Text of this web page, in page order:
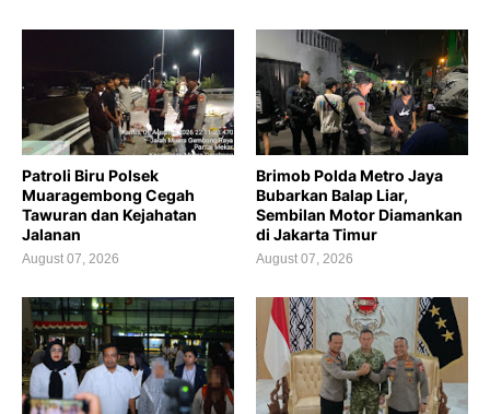
Patroli Biru Polsek
Muaragembong Cegah
Tawuran dan Kejahatan
Jalanan
August 07, 2026
Brimob Polda Metro Jaya
Bubarkan Balap Liar,
Sembilan Motor Diamankan
di Jakarta Timur
August 07, 2026